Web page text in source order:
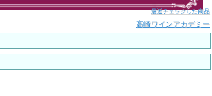
最近チェックした商品
高崎ワインアカデミー